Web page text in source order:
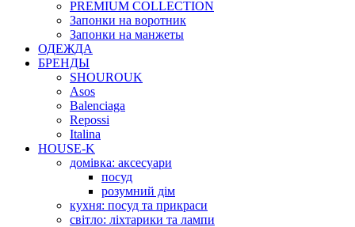
PREMIUM COLLECTION
Запонки на воротник
Запонки на манжеты
ОДЕЖДА
БРЕНДЫ
SHOUROUK
Asos
Balenciaga
Repossi
Italina
HOUSE-K
домівка: аксесуари
посуд
розумний дім
кухня: посуд та прикраси
світло: ліхтарики та лампи